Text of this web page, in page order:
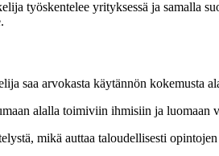
työskentelee yrityksessä ja samalla
saa arvokasta käytännön kokemusta
alalla toimiviin ihmisiin ja luomaan
mikä auttaa taloudellisesti